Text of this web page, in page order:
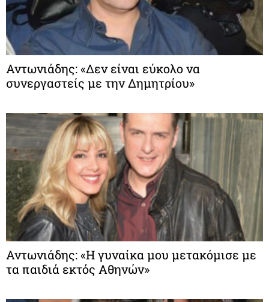
Αντωνιάδης: «Δεν είναι εύκολο να
συνεργαστείς με την Δημητρίου»
Αντωνιάδης: «Η γυναίκα μου μετακόμισε με
τα παιδιά εκτός Αθηνών»